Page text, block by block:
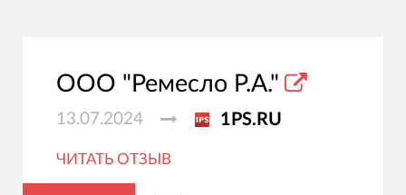
ООО "Ремесло Р.А."
13.07.2024 1PS.RU
ЧИТАТЬ ОТЗЫВ